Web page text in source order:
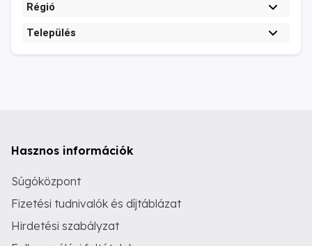
Régió
Település
Hasznos információk
Súgóközpont
Fizetési tudnivalók és díjtáblázat
Hirdetési szabályzat